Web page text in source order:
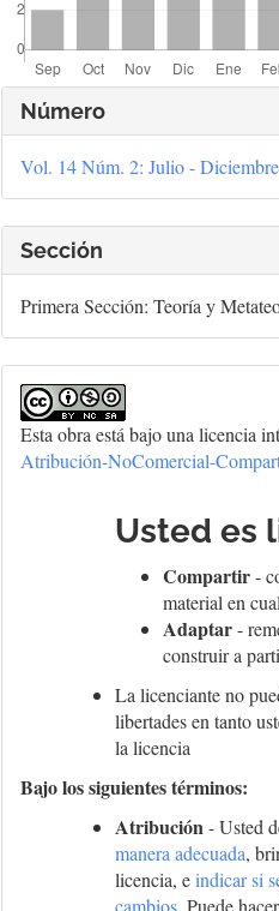
Detalles
del
artículo
Número
Vol. 14 Núm. 2: Julio -
Sección
Primera Sección: Teoría y
Esta obra está bajo una licencia
Atribución-NoComercial-
Usted es
Compartir-
material en
Adaptar-
construir a
La licenciante no
libertades en tanto
la licencia
Bajo los siguientes términos:
Atribución- Usted
manera adecuada,
licencia, eindicar si
cambios. Puede